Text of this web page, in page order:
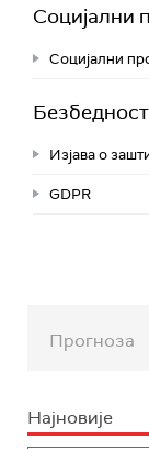
Социјални
Социјални
Изјава о
GDPR
Прогноза
Најновије